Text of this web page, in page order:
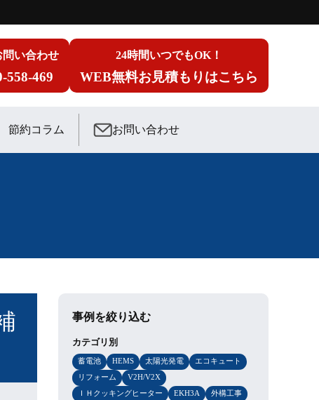
問い合わせ
558-469
24時間いつでもOK！
WEB無料お見積もりはこちら
節約コラム お問い合わせ
事例を絞り込む
カテゴリ別
蓄電池 HEMS 太陽光発電
エコキュート
リフォーム
V2H/V2X
ＩＨクッキングヒーター
EKH3A
外構工事